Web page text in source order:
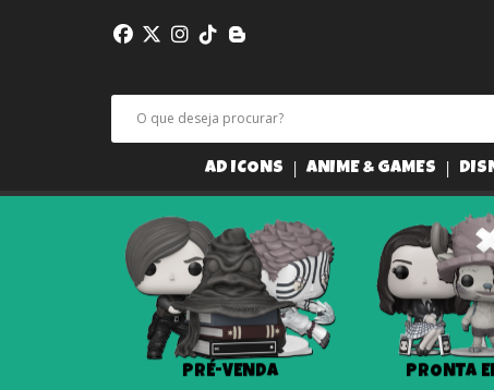
AD ICONS ANIME & GAMES
PRÉ-VENDA PRONTA